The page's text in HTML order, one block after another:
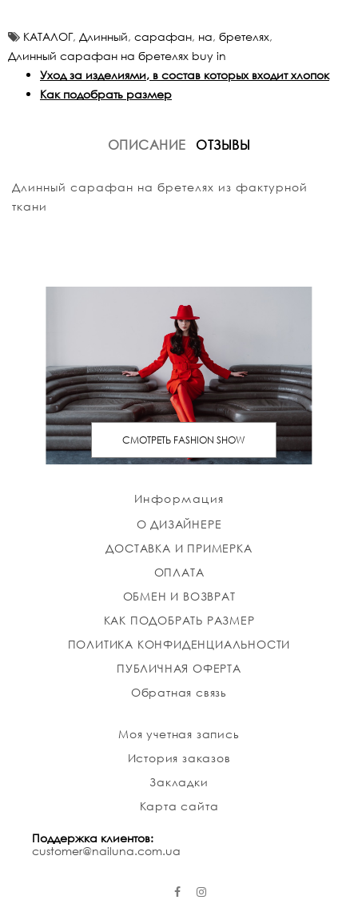
КАТАЛОГ, Длинный, сарафан, на, бретелях,
Длинный сарафан на бретелях buy in
Уход за изделиями, в состав которых входит хлопок
Как подобрать размер
ОПИСАНИЕ ОТЗЫВЫ
Длинный сарафан на бретелях из фактурной
ткани
СМОТРЕТЬ FASHION SHOW
Информация
О ДИЗАЙНЕРЕ
ДОСТАВКА И ПРИМЕРКА
ОПЛАТА
ОБМЕН И ВОЗВРАТ
КАК ПОДОБРАТЬ РАЗМЕР
ПОЛИТИКА КОНФИДЕНЦИАЛЬНОСТИ
ПУБЛИЧНАЯ ОФЕРТА
Обратная связь
Моя учетная запись
История заказов
Закладки
Карта сайта
Поддержка клиентов:
customer@nailuna.com.ua